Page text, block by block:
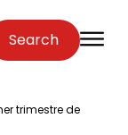
Search
trimestre de